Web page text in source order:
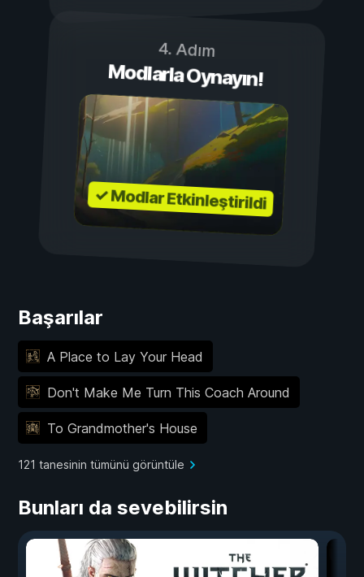
4. Adım
Modlarla Oynayın!
✓ Modlar Etkinleştirildi
Başarılar
A Place to Lay Your Head
Don't Make Me Turn This Coach Around
To Grandmother's House
121 tanesinin tümünü görüntüle
Bunları da sevebilirsin